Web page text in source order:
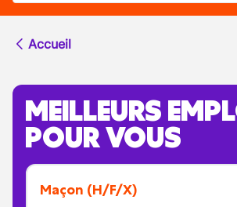
Accueil
MEILLEURS
POUR VOUS
Maçon (H/F/X)